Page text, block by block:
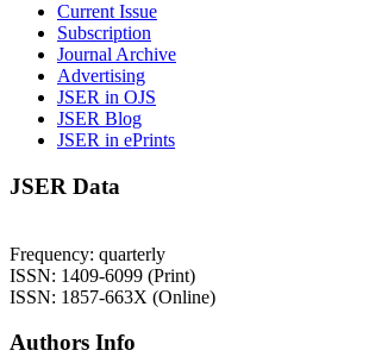
Current Issue
Subscription
Journal Archive
Advertising
JSER in OJS
JSER Blog
JSER in ePrints
JSER Data
Frequency: quarterly
ISSN: 1409-6099 (Print)
ISSN: 1857-663X (Online)
Authors Info